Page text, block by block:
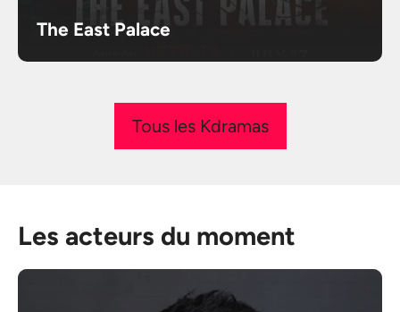
The East Palace
Tous les Kdramas
Les acteurs du moment